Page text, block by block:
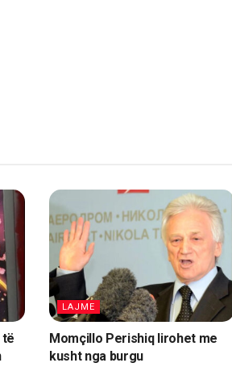
të
LAJME
Momçillo Perishiq lirohet me
kusht nga burgu